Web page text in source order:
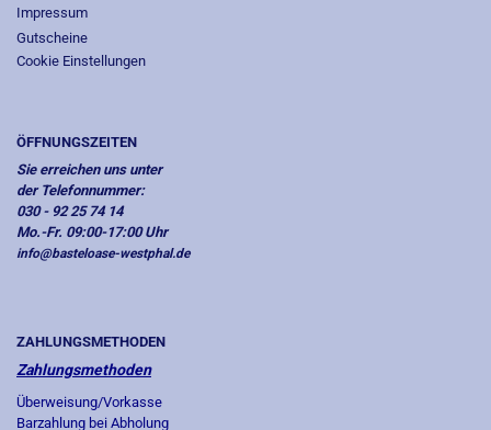
Impressum
Gutscheine
Cookie Einstellungen
ÖFFNUNGSZEITEN
Sie erreichen uns unter
der Telefonnummer:
030 - 92 25 74 14
Mo.-Fr. 09:00-17:00 Uhr
info@basteloase-westphal.de
ZAHLUNGSMETHODEN
Zahlungsmethoden
Überweisung/Vorkasse
Barzahlung bei Abholung